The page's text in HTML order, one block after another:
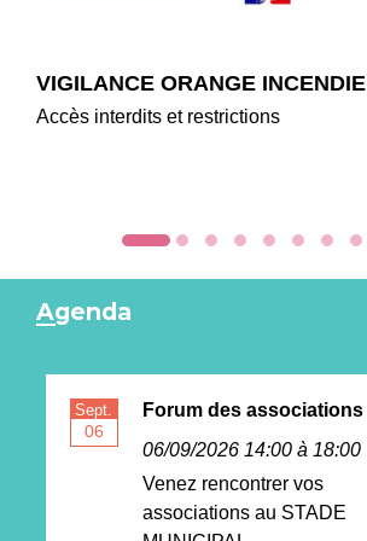
VIGILANCE ORANGE INCENDIE
Accès interdits et restrictions
Agenda
Sept.
06
Forum des associations
06/09/2026 14:00 à 18:00
Venez rencontrer vos
associations au STADE